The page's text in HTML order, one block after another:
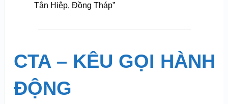
Tân Hiệp, Đồng Tháp”
CTA – KÊU GỌI HÀNH
ĐỘNG